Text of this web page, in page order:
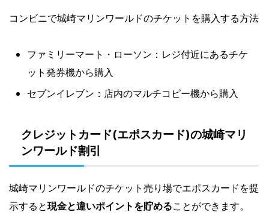
コンビニで城崎マリンワールドのチケットを購入する方法
ファミリーマート・ローソン：レジ付近にあるチケ
ット発券機から購入
セブンイレブン：店内のマルチコピー機から購入
クレジットカード(エポスカード)の城崎マリ
ンワールド割引
城崎マリンワールドのチケット売り場でエポスカードを提
示すると現金と違いポイントを貯めることができます。